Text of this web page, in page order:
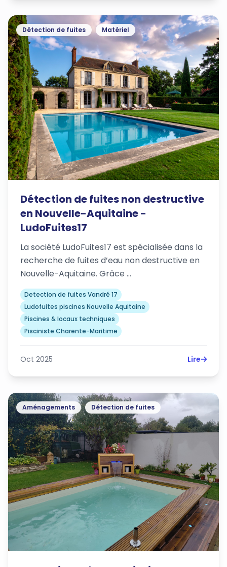
Détection de fuites Matériel
Détection de fuites non destructive
en Nouvelle-Aquitaine -
LudoFuites17
La société LudoFuites17 est spécialisée dans la
recherche de fuites d’eau non destructive en
Nouvelle-Aquitaine. Grâce …
Detection de fuites Vandré 17
Ludofuites piscines Nouvelle Aquitaine
Piscines & locaux techniques
Pisciniste Charente-Maritime
Oct 2025 Lire
Aménagements Détection de fuites